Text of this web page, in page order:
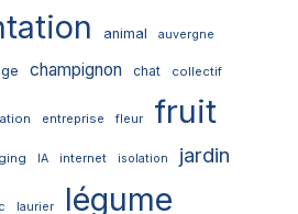
animal auvergne
champignon chat collectif
entreprise fleur fruit
IA internet isolation jardin
laurier légume